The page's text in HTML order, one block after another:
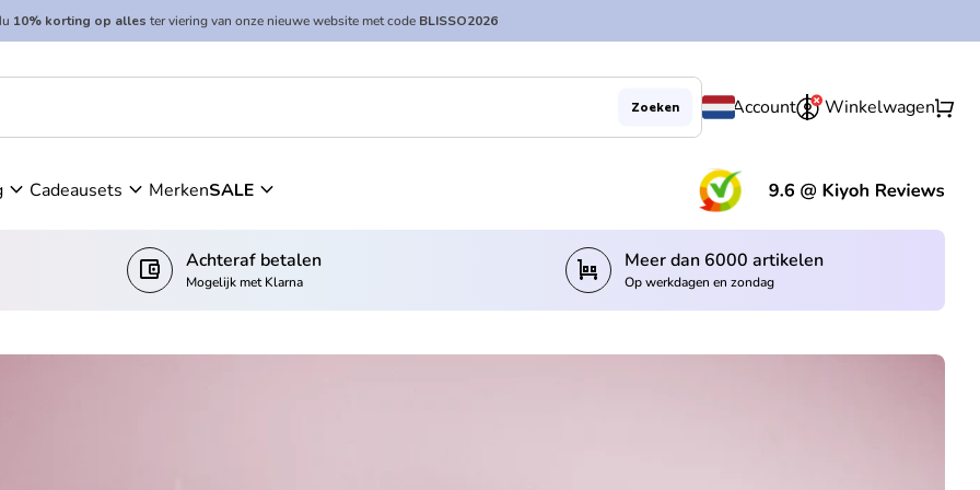
10% korting op alles ter viering van onze nieuwe website met code BLISSO2026
Zoeken Account Winkelwagenshopping_cart
expand_more Cadeausets expand_more MerkenSALE expand_more
account_balance_wallet Achteraf betalen
Mogelijk met Klarna trolley Meer dan 6000 artikelen
Op werkdagen en zondag